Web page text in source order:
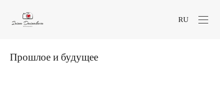
RU
Прошлое и будущее